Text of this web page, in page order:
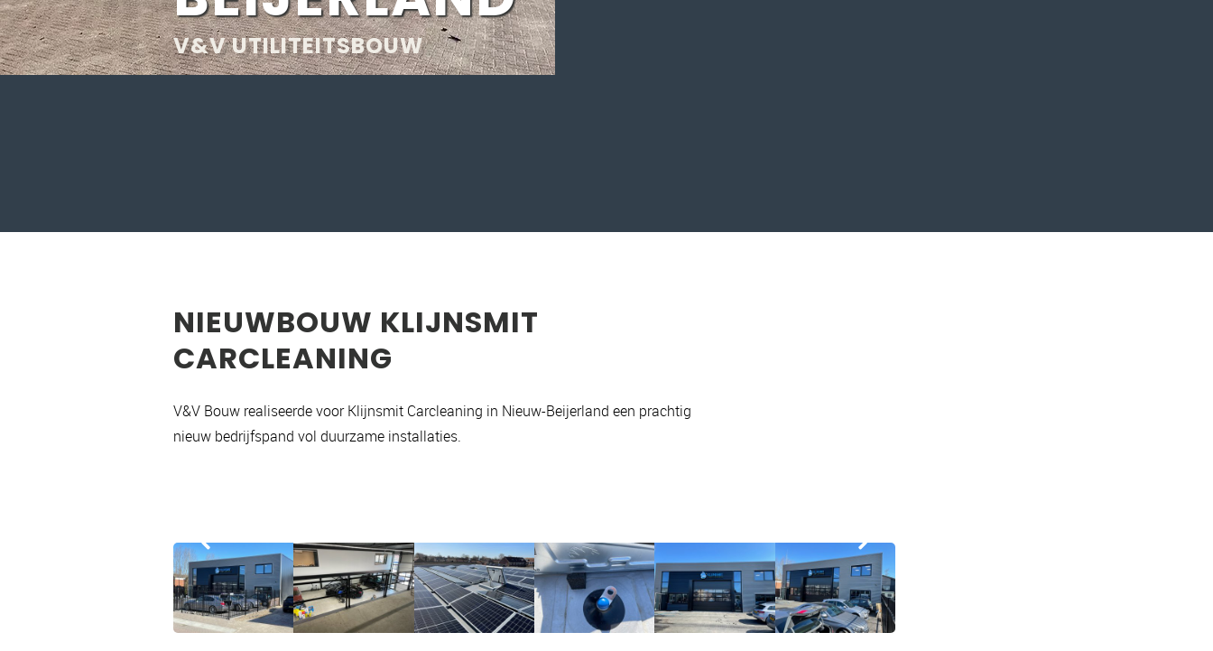
V&V UTILITEITSBOUW
NIEUWBOUW KLIJNSMIT
CARCLEANING
V&V Bouw realiseerde voor Klijnsmit Carcleaning in Nieuw-Beijerland een prachtig
nieuw bedrijfspand vol duurzame installaties.